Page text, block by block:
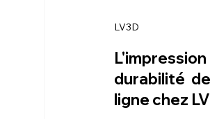
LV3D
durabilité
ligne chez